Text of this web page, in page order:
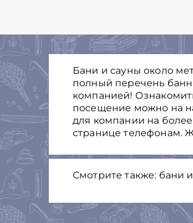
Бани и сауны около
полный перечень
компанией!
посещение можно на
для компании на
странице телефонам.
Смотрите также: бани